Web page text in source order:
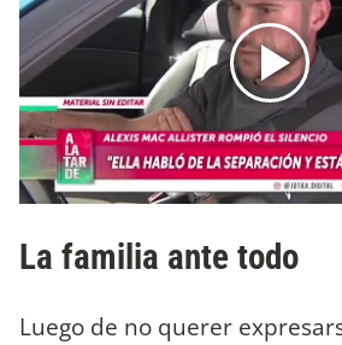
La familia ante todo
Luego de no querer